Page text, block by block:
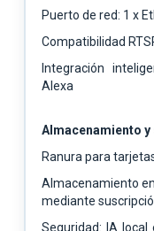
Puerto de red: 1 x
Compatibilidad
Integración
Alexa
Almacenamiento y
Ranura para
Almacenamiento
mediante
Seguridad: IA local